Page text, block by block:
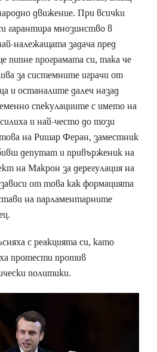
движение. При всички
гарантира мнозинство в
належащата задача пред
пипне програмата си, така че
за системните играчи от
и останалите далеч назад
спекулациите с името на
и най-често до този
на Ришар Феран, заместник
депутат и привърженик на
на Макрон за дерегулация на
от това как формацията
на парламентарните
с реакцията си, като
протести против
политики.